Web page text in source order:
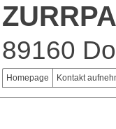
89160
Homepage Kontakt